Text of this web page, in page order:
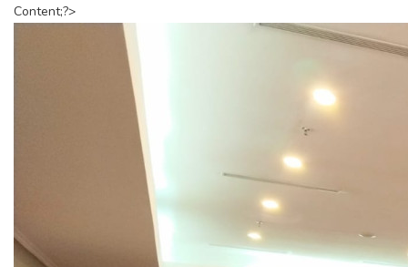
Content;?>